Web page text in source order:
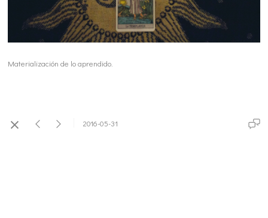
Materialización de lo aprendido.
2016-05-31